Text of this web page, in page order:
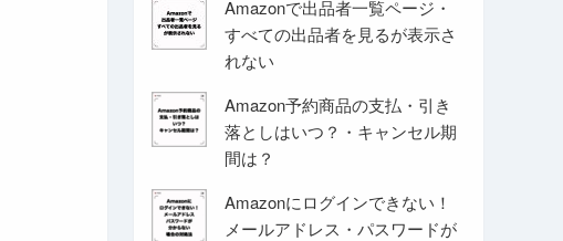
Amazonで出品者一覧ページ・
すべての出品者を見るが表示さ
れない
Amazon予約商品の支払・引き
落としはいつ？・キャンセル期
間は？
Amazonにログインできない！
メールアドレス・パスワードが